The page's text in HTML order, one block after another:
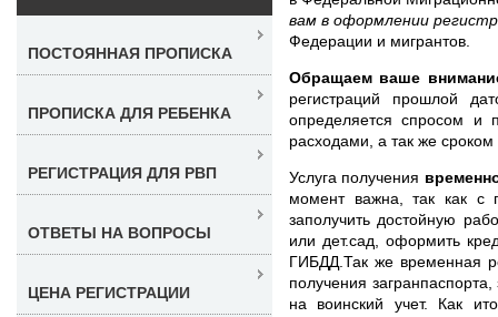
вам в оформлении
Федерации и мигрантов.
Обращаем ваше
регистраций прошлой
определяется спросом и
расходами, а так же сроком
Услуга получения
момент важна, так как с
заполучить достойную
или дет.сад, оформить
ГИБДД.Так же временная
получения
на воинский учет. Как
ПОСТОЯННАЯ ПРОПИСКА
ПРОПИСКА ДЛЯ РЕБЕНКА
РЕГИСТРАЦИЯ ДЛЯ РВП
ОТВЕТЫ НА ВОПРОСЫ
ЦЕНА РЕГИСТРАЦИИ